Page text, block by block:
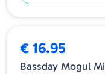
€ 16.95
Bassday Mogul